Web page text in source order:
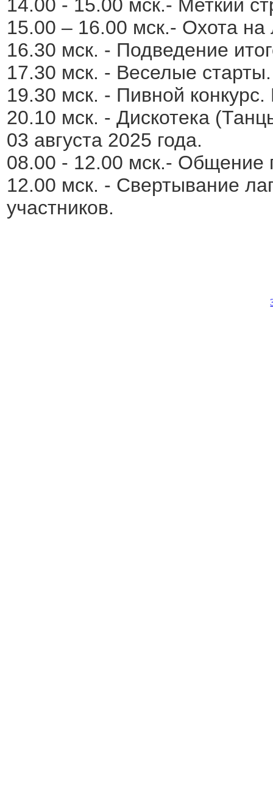
14.00 - 15.00 мск.- Меткий
15.00 – 16.00 мск.- Охота на
16.30 мск. - Подведение
17.30 мск. - Веселые старты.
19.30 мск. - Пивной конкурс.
20.10 мск. - Дискотека
03 августа 2025 года.
08.00 - 12.00 мск.- Общение
12.00 мск. - Cвертывание
участников.